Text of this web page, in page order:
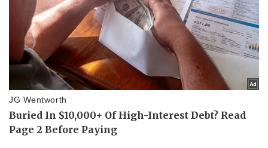
Bóng đá
Lịch thi đấu bóng đá
Thế giới thể thao
eSports
Ô tô - Xe máy
Ô tô
Tư vấn